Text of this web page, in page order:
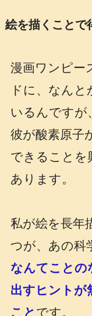
絵を描くことで
漫画ワンピー
ドに、なん
いるんですが、
彼が酸素原子
できることを
あります。
私が絵を長年
つが、あの科
なんてことの
出すヒントが
こと です。